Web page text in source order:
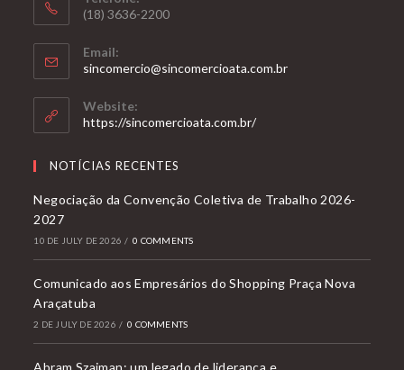
que
quase
(18) 3636-2200
Email:
sincomercio@sincomercioata.com.brOpens
Website:
https://sincomercioata.com.br/
NOTÍCIAS RECENTES
Negociação da Convenção Coletiva de Trabalho 2026-
2027
10 DE JULY DE 2026 / 0 COMMENTS
Comunicado aos Empresários do Shopping Praça Nova
Araçatuba
2 DE JULY DE 2026 / 0 COMMENTS
Abram Szajman: um legado de liderança e